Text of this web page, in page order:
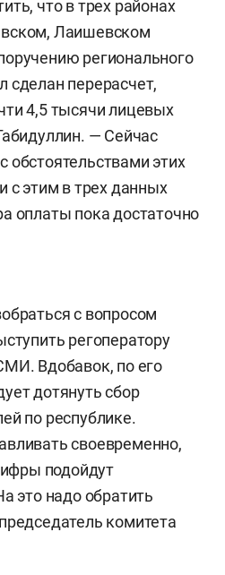
что в трех районах
Лаишевском
регионального
сделан перерасчет,
4,5 тысячи лицевых
— Сейчас
обстоятельствами этих
с этим в трех данных
оплаты пока достаточно
с вопросом
регоператору
Вдобавок, по его
дотянуть сбор
по республике.
своевременно,
подойдут
это надо обратить
комитета